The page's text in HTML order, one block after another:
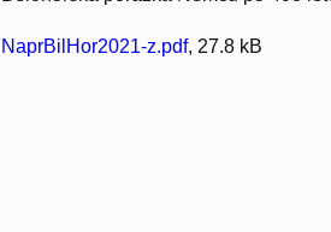
NaprBilHor2021-z.pdf, 27.8 kB